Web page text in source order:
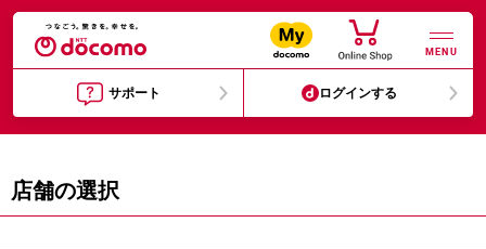
MENU
サポート ログインする
店舗の選択